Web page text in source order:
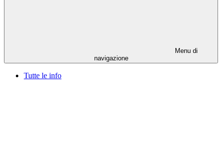
Menu di
navigazione
Tutte le info